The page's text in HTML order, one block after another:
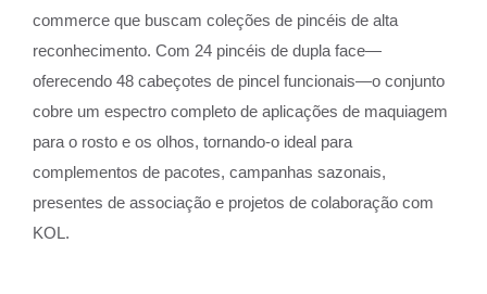
commerce que buscam coleções de pincéis de alta
reconhecimento. Com 24 pincéis de dupla face—
oferecendo 48 cabeçotes de pincel funcionais—o conjunto
cobre um espectro completo de aplicações de maquiagem
para o rosto e os olhos, tornando-o ideal para
complementos de pacotes, campanhas sazonais,
presentes de associação e projetos de colaboração com
KOL.